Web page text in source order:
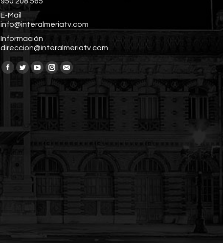
E-Mail
info@interalmeriatv.com
Información
direccion@interalmeriatv.com
Encuéntranos en:
Facebook
TwitterYouTube
Instagram
Mail